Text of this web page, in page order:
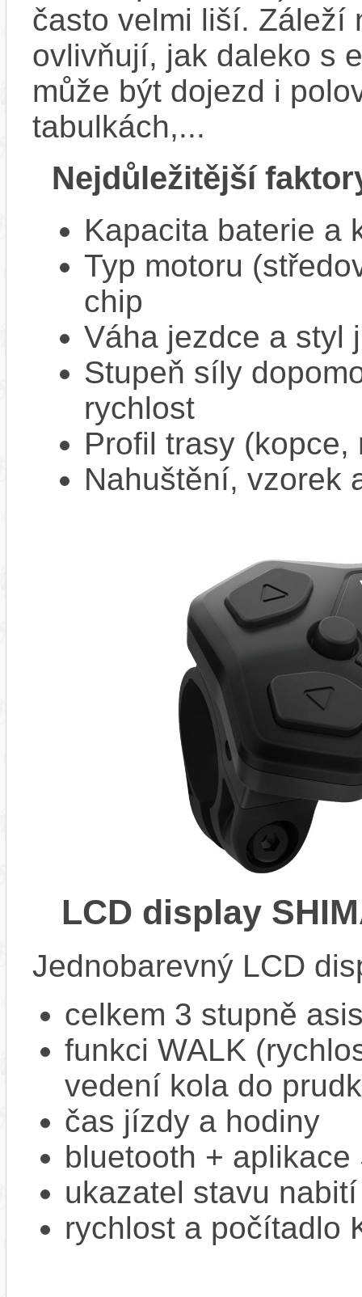
často velmi liší. Záleží
ovlivňují, jak daleko s
může být dojezd i
tabulkách,...
Nejdůležitější
Kapacita baterie a
Typ motoru
chip
Váha jezdce a styl
Stupeň síly
rychlost
Profil trasy
Nahuštění, vzorek
LCD display
Jednobarevný LCD
celkem 3 stupně
funkci WALK
vedení kola do
čas jízdy a hodiny
bluetooth +
ukazatel stavu
rychlost a počítadlo